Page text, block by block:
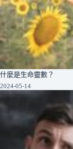
什麼是生命靈數？
2024-05-14